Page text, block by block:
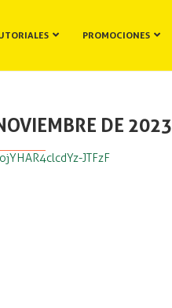
PROMOCIONES
DE 2023
JTFzF